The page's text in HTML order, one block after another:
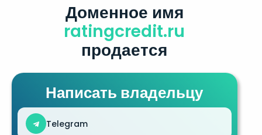
Доменное имя
ratingcredit.ru
продается
Написать владельцу
Telegram